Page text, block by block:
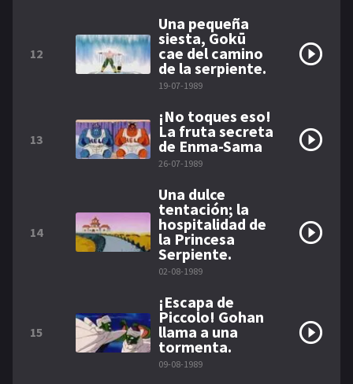
12
Una pequeña
siesta, Gokū
cae del camino
de la serpiente.
19-07-1989
13
¡No toques eso!
La fruta secreta
de Enma-Sama
26-07-1989
14
Una dulce
tentación; la
hospitalidad de
la Princesa
Serpiente.
02-08-1989
15
¡Escapa de
Piccolo! Gohan
llama a una
tormenta.
09-08-1989